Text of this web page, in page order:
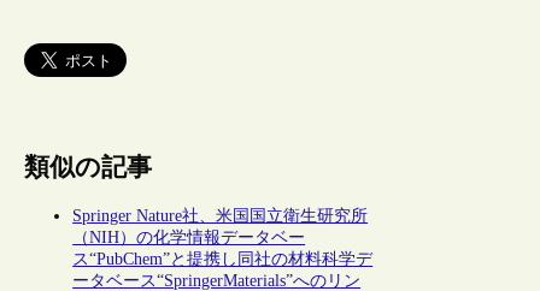
類似の記事
Springer Nature社、米国国立衛生研究所
（NIH）の化学情報データベー
ス“PubChem”と提携し同社の材料科学デ
ータベース“SpringerMaterials”へのリン